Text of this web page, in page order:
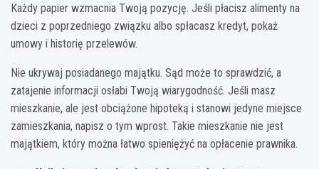
Każdy papier wzmacnia Twoją pozycję. Jeśli płacisz alimenty na
dzieci z poprzedniego związku albo spłacasz kredyt, pokaż
umowy i historię przelewów.
Nie ukrywaj posiadanego majątku. Sąd może to sprawdzić, a
zatajenie informacji osłabi Twoją wiarygodność. Jeśli masz
mieszkanie, ale jest obciążone hipoteką i stanowi jedyne miejsce
zamieszkania, napisz o tym wprost. Takie mieszkanie nie jest
majątkiem, który można łatwo spieniężyć na opłacenie prawnika.